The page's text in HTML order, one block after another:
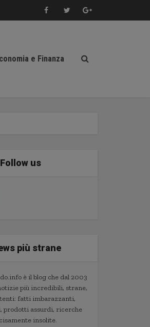
e Finanza
Follow us
più strane
è il blog che dal 2003
più incredibili, strane,
fatti imbarazzanti,
prodotti assurdi, ricerche
insolite.